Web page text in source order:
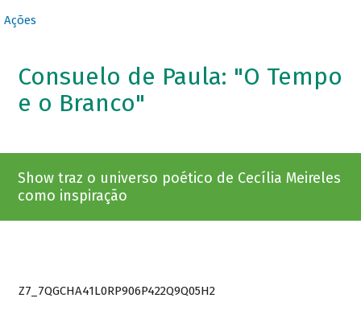
Ações
Consuelo de Paula: "O Tempo
e o Branco"
Show traz o universo poético de Cecília Meireles
como inspiração
Z7_7QGCHA41L0RP906P422Q9Q05H2